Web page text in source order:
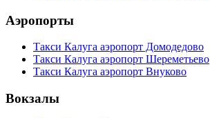
Аэропорты
Такси Калуга аэропорт Домодедово
Такси Калуга аэропорт Шереметьево
Такси Калуга аэропорт Внуково
Вокзалы